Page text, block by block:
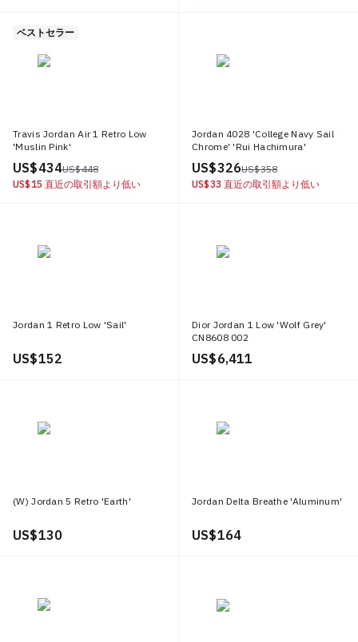
ベストセラー
Travis Jordan Air 1 Retro Low
'Muslin Pink'
US$ 434US$ 448
US$ 15 直近の取引額より低い
Jordan 4028 'College Navy Sail
Chrome' 'Rui Hachimura'
US$ 326US$ 358
US$ 33 直近の取引額より低い
Jordan 1 Retro Low 'Sail'
US$ 152
Dior Jordan 1 Low 'Wolf Grey'
CN8608 002
US$ 6,411
(W) Jordan 5 Retro 'Earth'
US$ 130
Jordan Delta Breathe 'Aluminum'
US$ 164